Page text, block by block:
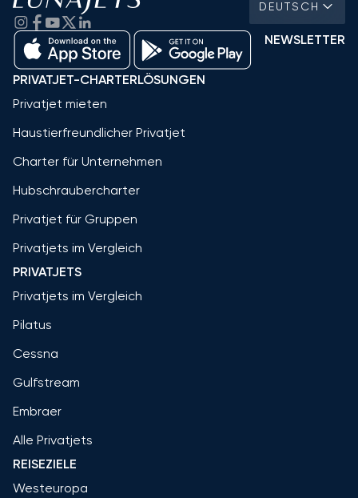
DEUTSCH
NEWSLETTER
PRIVATJET-CHARTERLÖSUNGEN
Privatjet mieten
Haustierfreundlicher Privatjet
Charter für Unternehmen
Hubschraubercharter
Privatjet für Gruppen
Privatjets im Vergleich
PRIVATJETS
Privatjets im Vergleich
Pilatus
Cessna
Gulfstream
Embraer
Alle Privatjets
REISEZIELE
Westeuropa